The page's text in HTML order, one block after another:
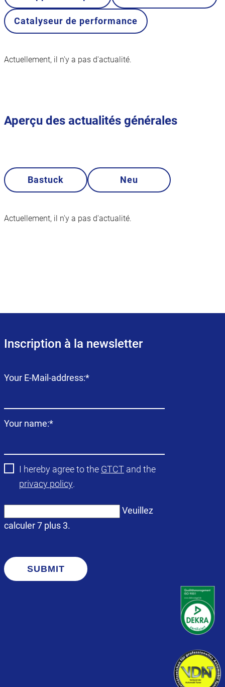
Catalyseur de performance
Actuellement, il n'y a pas d'actualité.
Aperçu des actualités générales
Bastuck Neu
Actuellement, il n'y a pas d'actualité.
Inscription à la newsletter
Champ
Your E-Mail-address:*
Champ
Your name:*
I hereby agree to the GTCT and the
privacy policy.
Veuillez
calculer 7 plus 3.
SUBMIT